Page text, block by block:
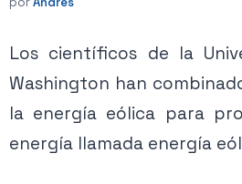
Los científicos de la
Washington han
la energía eólica para
energía llamada energía